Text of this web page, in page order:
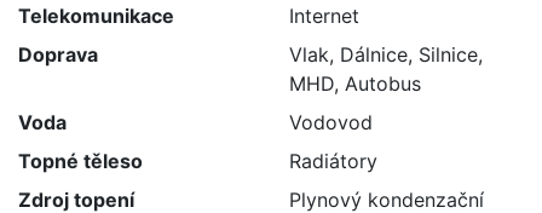
Telekomunikace
Internet
Doprava
Vlak, Dálnice, Silnice,
MHD, Autobus
Voda
Vodovod
Topné těleso
Radiátory
Zdroj topení
Plynový kondenzační